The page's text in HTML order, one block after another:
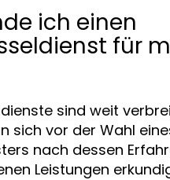
ich einen
für
sind weit
sich vor der Wahl
nach dessen
Leistungen